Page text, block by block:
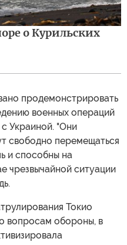
о Курильских
продемонстрировать
военных операций
Украиной. "Они
свободно перемещаться
и способны на
чрезвычайной ситуации
Токио
вопросам обороны, в